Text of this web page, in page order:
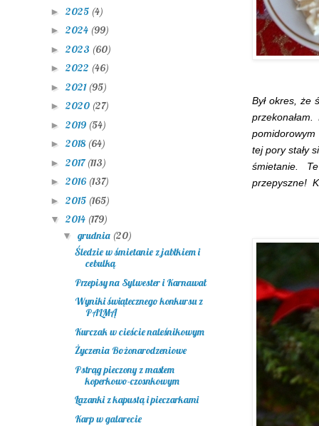
Był okres, że
pomidorowym
tej pory stały
śmietanie.
przepyszne!
► 2025 (4)
► 2024 (99)
► 2023 (60)
► 2022 (46)
► 2021 (95)
► 2020 (27)
► 2019 (54)
► 2018 (64)
► 2017(113)
► 2016 (137)
► 2015 (165)
▼ 2014 (179)
▼ grudnia (20)
Śledzie w śmietanie z jabłkiem i
cebulką
Przepisy na Sylwester i Karnawał
Wyniki świątecznego konkursu z
PALMĄ
Kurczak w cieście naleśnikowym
Życzenia Bożonarodzeniowe
Pstrąg pieczony z masłem
koperkowo-czosnkowym
Łazanki z kapustą i pieczarkami
Karp w galarecie